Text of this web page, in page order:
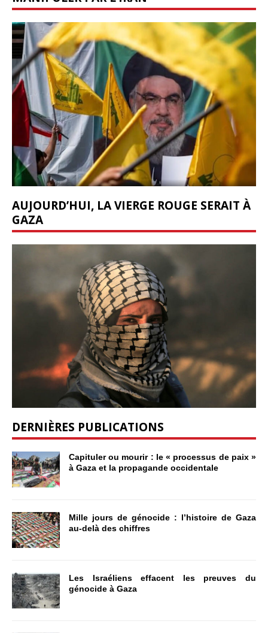
AUJOURD’HUI, LA VIERGE ROUGE SERAIT À
GAZA
DERNIÈRES PUBLICATIONS
Capituler ou mourir : le « processus de paix »
à Gaza et la propagande occidentale
Mille jours de génocide : l’histoire de Gaza
au-delà des chiffres
Les Israéliens effacent les preuves du
génocide à Gaza